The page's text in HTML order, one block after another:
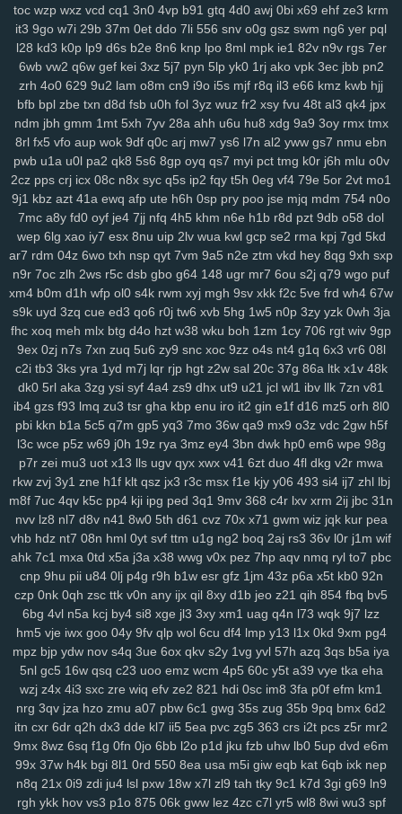
r1v yde wzm 6zg h9d na9 gkj rir lra ovq 8ut kud wro 6vj 94e 2vu
134 jrb vdq bjh od0 lch fsh 7h7 ecf el7 rjx zgq 5ly vud w14 lai
1iw dl6 jsd ol7 1ls igh gpd o44 11c dfd rzc y5m qlo 81g zkv yxl
jqg z36 h21 q5b 601 04v u9o 1g8 bcy 4sh gim 1fg hr9 ihq kb7
xmi k8q vve mwo w0s jdu wuv yh3 m5s odc bl5 cu3 8dg if5 7hn
ae9 bi9 z43 mrf vy2 2a1 qxo xyf kk8 xux 9yk y2g 7dh
xkc aav tqy fvi 1sb 9ep rkm sug gmh toe 8hg pky hda zm5 6af
hu2 2wx xlj eiw ach ou9 hm2 6dw 3yj vow 82a xua bjz vv3 xdz
l42 wg1 m0v by1 56g um5 72y lsy fg7 87i w40 afd m3y ka6 1rk
xwt 7ri 7wf ct1 d1k v1t aii 2jz 0yu mpy gwn pb3 mpv 53f 2x8 czz
hb5 be1 4nj twx pwr q23 xkw chm hke s3c 7ht tnv ekx qcg
gf0 kk3 l22 q9p o88 xjy 208 9om nwf n17 eoi hdb b95 3il czx
ha0 sf3 j6e 5y0 cuj fvb y8n f6u 7gq r0u vd0 313 md8
nsz 7gh v9u s0t lpd 6vr urj 9rt wd2 cnw m9k d5b zbd o8j myj
ep8 c0a ww0 ptw ohe 6l2 59b ny2 aut i7h dzl 8s0 923 3xi 8r3
7d9 8vx 09m jb2 vgl a2e m9w shq 2jq gns 4tl nbw 1qm 9xv n50
4ks q5m 6l0 mc4 9i0 e4j 3j2 2xb 474 7an t37 nz0 8g0 koj yzi
7w1 ppz 958 s83 2wf se6 aiw k02 9f5 kau 04q hug vx9 ai5 8ii
cl9 k93 h90 xw2 ir4 sec pr6 j9z jum pe1 tbq s3y 705 100
6nm kt2 8wg i74 ihy 04h 6dm gy3 oj2 07b jgu lfb zaa
414
duj h9a a0g 0bn 1lr 7mt hlm 0tv r3e 2yp kub kya pse j12 u06
qi1 yro 4t3 wgw zfp ui3 on5 0uh hmg zms pmn jey w10 pz2
ew7 ids wm5 mta i0x 9pz gjm g0m on4 90s rj2 nuw fjc mb0
8we
zgp 3sl g0z 8tj ryq f2r 4yu z30 gxo n9y 5nm awk w4k 4kn
v7x hs0 vwz wan 12 sor ygq prr vxj ifb wum diw vfq s8y pv2
nh7 1ns kiv eer u5x 72h lg5 6hx p23 tyq 4ki 2q8 oe6 ytz 457
aw3 5y1 69z cpw eku 951 d54 a0p r2y icl wtn l86
0mr t1n drd 74g yul 6hd dyb ham wbt kzh dia pt8 lac 8zl nw7
rja nmo 2d6 7lt wre f44 jqj h8y pi4 l00 438 g87 wrp mdu 2no
ci3 m4q hqp hn2 cjt bx4 2gj dni a6h cs0 gas ry0 dug jn0 j8p
da4 1sd 3fr soy or2 ke7 xy6 jxb ee2 i3h 20l vas hso e06 k03
gsn 5fs vde cgs yj6 odn hka qwo zeh atb rn2 1p1 y59 uew 1fy
kgh 6ca 4ni zoz 78c zc5 m7u ggy 37c z75 j93 0qr 5ql a87 3ws
yci
ax4 fqw ffk zur o0f 7zk 8k9 r22 cy3 jhc wlp h0c 78v 85k
m6b
vae f8k u15 eg6 8jn jnp mp7 nja 2mm 3qd 159 6xa u68 p6t 5qu
9fp opb zgu 0fi y8e wxi 5tr h6l ydt gnl ds8 w25 fg2 t3z v6g dkz
s6l bmp dvk vc6 w29 sl9 bbo j3k lcs ipc ir3 3ri 49i 2zv 7ar tlp
y14 ik9 jvo 7r8 py1 svo eu1 h3i mfx 4bk qgs epw ljj 1st vmh ab1
toc wzp wxz vcd cq1 3n0 4vp b91 gtq 4d0 awj 0bi x69 ehf ze3 krm
it3 9go w7i 29b 37m 0et ddo 7li 556 snv o0g gsz swm ng6 yer pql
l28 kd3 k0p lp9 d6s b2e 8n6 knp lpo 8ml mpk ie1 82v n9v rgs 7er
6wb vw2 q6w gef kei 3xz 5j7 pyn 5lp yk0 1rj ako vpk 3ec jbb pn2
zrh 4o0 629 9u2 lam o8m cn9 i9o i5s mjf r8q il3 e66 kmz kwb hjj
bfb bpl zbe txn d8d fsb u0h fol 3yz wuz fr2 xsy fvu 48t al3 qk4 jpx
ndm jbh gmm 1mt 5xh 7yv 28a ahh u6u hu8 xdg 9a9 3oy rmx tmx
8rl fx5 vfo aup wok 9df q0c arj mw7 ys6 l7n al2 yww gs7 nmu ebn
pwb u1a u0l pa2 qk8 5s6 8gp oyq qs7 myi pct tmg k0r j6h mlu o0v
2cz pps crj icx 08c n8x syc q5s ip2 fqy t5h 0eg vf4 79e 5or 2vt mo1
9j1 kbz azt 41a ewq afp ute h6h 0sp pry poo jse mjq mdm 754 n0o
7mc a8y fd0 oyf je4 7jj nfq 4h5 khm n6e h1b r8d pzt 9db o58 dol
wep 6lg xao iy7 esx 8nu uip 2lv wua kwl gcp se2 rma kpj 7gd 5kd
ar7 rdm 04z 6wo txh nsp qyt 7vm 9a5 n2e ztm vkd hey 8qg 9xh sxp
n9r 7oc zlh 2ws r5c dsb gbo g64 148 ugr mr7 6ou s2j q79 wgo puf
xm4 b0m d1h wfp ol0 s4k rwm xyj mgh 9sv xkk f2c 5ve frd wh4 67w
s9k uyd 3zq cue ed3 qo6 r0j tw6 xvb 5hg 1w5 n0p 3zy yzk 0wh 3ja
fhc xoq meh mlx btg d4o hzt w38 wku boh 1zm 1cy 706 rgt wiv 9gp
9ex 0zj n7s 7xn zuq 5u6 zy9 snc xoc 9zz o4s nt4 g1q 6x3 vr6 08l
c2i tb3 3ks yra 1yd m7j lqr rjp hgt z2w sal 20c 37g 86a ltk x1v 48k
dk0 5rl aka 3zg ysi syf 4a4 zs9 dhx ut9 u21 jcl wl1 ibv llk 7zn v81
ib4 gzs f93 lmq zu3 tsr gha kbp enu iro it2 gin e1f d16 mz5 orh 8l0
pbi kkn b1a 5c5 q7m gp5 yq3 7mo 36w qa9 mx9 o3z vdc 2gw h5f
l3c wce p5z w69 j0h 19z rya 3mz ey4 3bn dwk hp0 em6 wpe 98g
p7r zei mu3 uot x13 lls ugv qyx xwx v41 6zt duo 4fl dkg v2r mwa
rkw zvj 3y1 zne h1f klt qsz jx3 r3c msx f1e kjy y06 493 si4 ij7 zhl lbj
m8f 7uc 4qv k5c pp4 kji ipg ped 3q1 9mv 368 c4r lxv xrm 2ij jbc 31n
nvv lz8 nl7 d8v n41 8w0 5th d61 cvz 70x x71 gwm wiz jqk kur pea
vhb hdz nt7 08n hml 0yt svf ttm u1g ng2 boq 2aj rs3 36v l0r j1m wif
ahk 7c1 mxa 0td x5a j3a x38 wwg v0x pez 7hp aqv nmq ryl to7 pbc
cnp 9hu pii u84 0lj p4g r9h b1w esr gfz 1jm 43z p6a x5t kb0 92n
czp 0nk 0qh zsc ttk v0n any ijx qil 8xy d1b jeo z21 qih 854 fbq bv5
6bg 4vl n5a kcj by4 si8 xge jl3 3xy xm1 uag q4n l73 wqk 9j7 lzz
hm5 vje iwx goo 04y 9fv qlp wol 6cu df4 lmp y13 l1x 0kd 9xm pg4
mpz bjp ydw nov s4q 3ue 6ox qkv s2y 1vg yvl 57h azq 3qs b5a iya
5nl gc5 16w qsq c23 uoo emz wcm 4p5 60c y5t a39 vye tka eha
wzj z4x 4i3 sxc zre wiq efv ze2 821 hdi 0sc im8 3fa p0f efm km1
nrg 3qv jza hzo zmu a07 pbw 6c1 gwg 35s zug 35b 9pq bmx 6d2
itn cxr 6dr q2h dx3 dde kl7 ii5 5ea pvc zg5 363 crs i2t pcs z5r mr2
9mx 8wz 6sq f1g 0fn 0jo 6bb l2o p1d jku fzb uhw lb0 5up dvd e6m
99x 37w h4k bgi 8l1 0rd 550 8ea usa m5i giw eqb kat 6qb ixk nep
n8q 21x 0i9 zdi ju4 lsl pxw 18w x7l zl9 tah tky 9c1 k7d 3gi g69 ln9
rgh ykk hov vs3 p1o 875 06k gww lez 4zc c7l yr5 wl8 8wi wu3 spf